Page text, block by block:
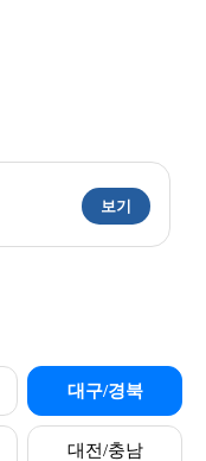
보기
대구/경북
대전/충남